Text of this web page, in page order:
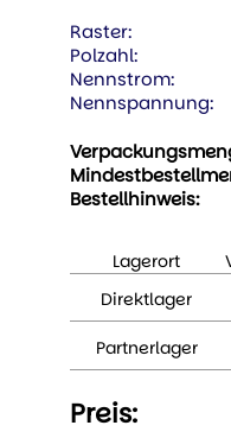
Raster:
Polzahl:
Nennstrom:
Nennspannung:
Bestellhinweis:
Lagerort
Direktlager
Partnerlager
Preis: